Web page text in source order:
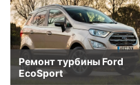
Ремонт турбины Ford
EcoSport